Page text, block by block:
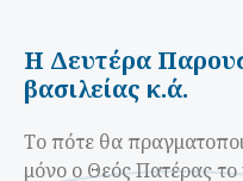
Η Δευτέρα
βασιλείας κ.ά.
Το πότε θα
μόνο ο Θεός Πατέρας το